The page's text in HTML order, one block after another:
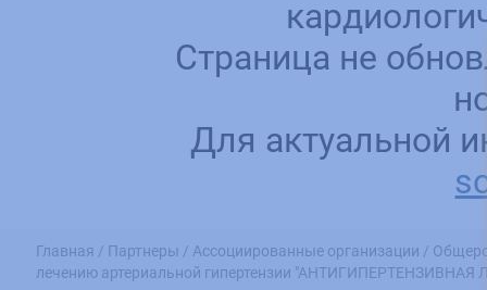
Страница не
Для актуальной
Главная / Партнеры / Ассоциированные организации /
лечению артериальной гипертензии "АНТИГИПЕРТЕНЗИВНАЯ